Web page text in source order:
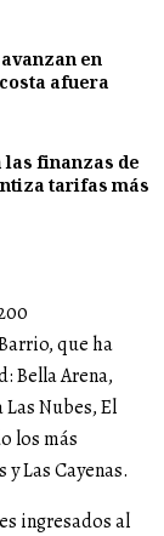
en
afuera
finanzas de
tarifas más
que ha
Bella Arena,
Nubes, El
los más
Las Cayenas.
ingresados al